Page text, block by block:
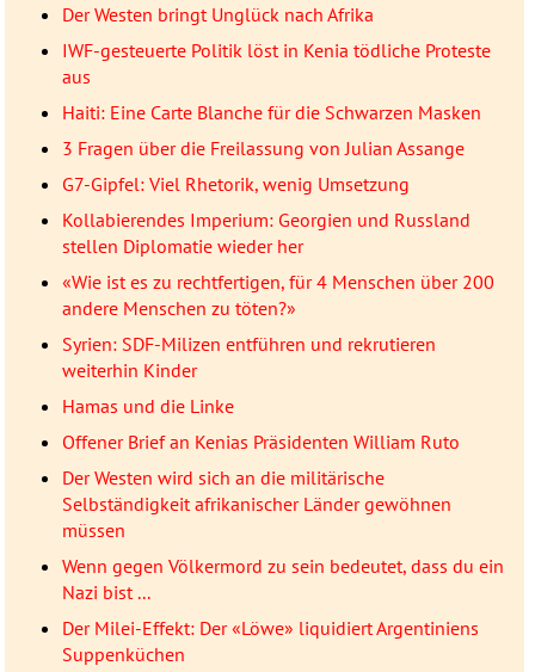
Der Westen bringt Unglück nach Afrika
IWF-gesteuerte Politik löst in Kenia tödliche Proteste
aus
Haiti: Eine Carte Blanche für die Schwarzen Masken
3 Fragen über die Freilassung von Julian Assange
G7-Gipfel: Viel Rhetorik, wenig Umsetzung
Kollabierendes Imperium: Georgien und Russland
stellen Diplomatie wieder her
«Wie ist es zu rechtfertigen, für 4 Menschen über 200
andere Menschen zu töten?»
Syrien: SDF-Milizen entführen und rekrutieren
weiterhin Kinder
Hamas und die Linke
Offener Brief an Kenias Präsidenten William Ruto
Der Westen wird sich an die militärische
Selbständigkeit afrikanischer Länder gewöhnen
müssen
Wenn gegen Völkermord zu sein bedeutet, dass du ein
Nazi bist ...
Der Milei-Effekt: Der «Löwe» liquidiert Argentiniens
Suppenküchen